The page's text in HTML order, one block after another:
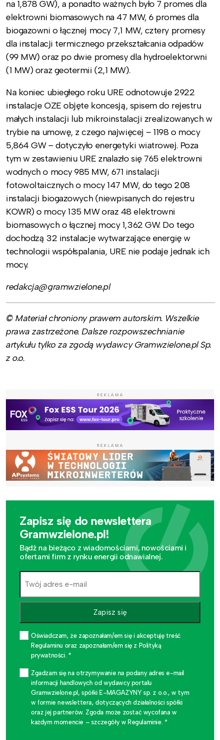
na 1,878 GW), a ponadto ważnych było 7 promes dla
elektrowni biomasowych na 47 MW, 6 promes dla
biogazowni o łącznej mocy 7,1 MW, cztery promesy
dla instalacji termicznego przekształcania odpadów
(99 MW) oraz po dwie promesy dla hydroelektorwni
(1 MW) oraz geotermii (2,1 MW).
Na koniec ubiegłego roku URE odnotowuje 2922
instalacje OZE objęte koncesją, spisem do rejestru
małych instalacji lub mikroinstalacji zrealizowanych w
trybie na umowę, z czego najwięcej – 1198 o mocy
5,864 GW – dotyczyło energetyki wiatrowej. Poza
tym w zestawieniu URE znalazło się 765 elektrowni
wodnych o mocy 985 MW, 671 instalacji
fotowoltaicznych o mocy 147 MW, do tego 208
instalacji biogazowych (niewpisanych do rejestru
KOWR) o mocy 135 MW oraz 48 elektrowni
biomasowych o łącznej mocy 1,362 GW. Do tego
dochodzą 32 instalacje wytwarzające energię w
technologii współspalania, URE nie podaje jednak ich
mocy.
redakcja@gramwzielone.pl
© Materiał chroniony prawem autorskim. Wszelkie
prawa zastrzeżone. Dalsze rozpowszechnianie
artykułu tylko za zgodą wydawcy Gramwzielone.pl Sp.
z o.o.
REKLAMA
REKLAMA
Zapisz się do newslettera
Gramwzielone.pl!
Bądź na bieżąco z wiadomościami, nowościami i
ofertami firm z rynku energii odnawialnej.
Zapisz się
Oświadczam, że zapoznałam/em się i akceptuję treść
Regulaminu oraz zapoznałam/em się z Polityką
prywatności. *
Zgadzam się na otrzymywanie na podany adres e-mail
informacji handlowych od wydawcy portalu
Gramwzielone.pl, spółki E-MAGAZYNY sp. z o.o., w tym
w formie newslettera, dotyczących działalności spółki
oraz jej partnerów. Zgoda może zostać wycofana w
każdym momencie – szczegóły w Regulaminie. *